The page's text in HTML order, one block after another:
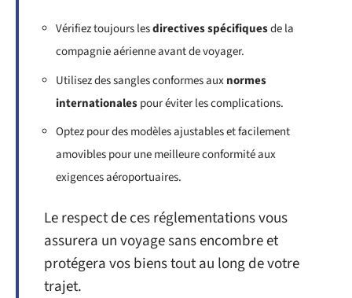
Vérifiez toujours lesdirectives spécifiquesde la
compagnie aérienne avant de voyager.
Utilisez des sangles conformes auxnormes
internationalespour éviter les complications.
Optez pour des modèles ajustables et facilement
amovibles pour une meilleure conformité aux
exigences aéroportuaires.
Le respect de ces réglementations vous
assurera un voyage sans encombre et
protégera vos biens tout au long de votre
trajet.